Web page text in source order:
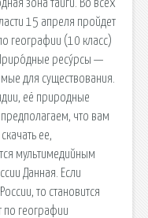
зона тайги. Во всех
15 апреля пройдет
географии (10 класс)
ресу́рсы —
для существования.
её природные
что вам
ее,
мультимедийным
Данная. Если
то становится
по географии